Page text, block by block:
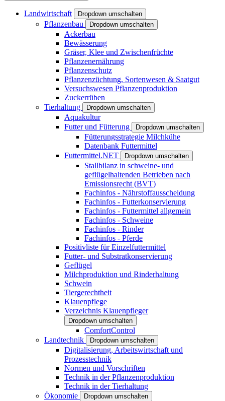
Landwirtschaft Dropdown umschalten
Pflanzenbau Dropdown umschalten
Ackerbau
Bewässerung
Gräser, Klee und Zwischenfrüchte
Pflanzenernährung
Pflanzenschutz
Pflanzenzüchtung, Sortenwesen & Saatgut
Versuchswesen Pflanzenproduktion
Zuckerrüben
Tierhaltung
Dropdown umschalten
Aquakultur
Futter und Fütterung
Dropdown umschalten
Fütterungsstrategie Milchkühe
Datenbank Futtermittel
Futtermittel.NET
Dropdown umschalten
Stallbilanz in schweine- und
geflügelhaltenden Betrieben nach
Emissionsrecht (BVT)
Fachinfos - Nährstoffausscheidung
Fachinfos - Futterkonservierung
Fachinfos - Futtermittel allgemein
Fachinfos - Schweine
Fachinfos - Rinder
Fachinfos - Pferde
Positivliste für Einzelfuttermittel
Futter- und Substratkonservierung
Geflügel
Milchproduktion und Rinderhaltung
Schwein
Tiergerechtheit
Klauenpflege
Verzeichnis Klauenpfleger
Dropdown umschalten
ComfortControl
Landtechnik
Dropdown umschalten
Digitalisierung, Arbeitswirtschaft und
Prozesstechnik
Normen und Vorschriften
Technik in der Pflanzenproduktion
Technik in der Tierhaltung
Ökonomie
Dropdown umschalten